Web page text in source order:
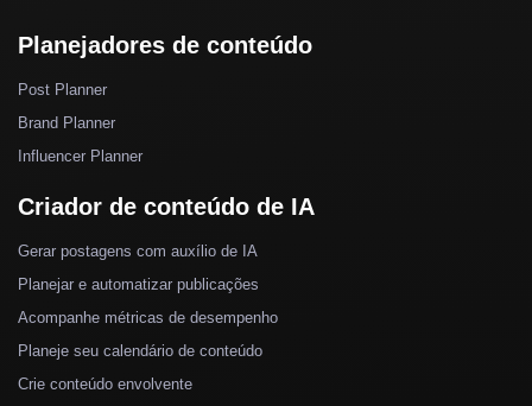
Planejadores de conteúdo
Post Planner
Brand Planner
Influencer Planner
Criador de conteúdo de IA
Gerar postagens com auxílio de IA
Planejar e automatizar publicações
Acompanhe métricas de desempenho
Planeje seu calendário de conteúdo
Crie conteúdo envolvente